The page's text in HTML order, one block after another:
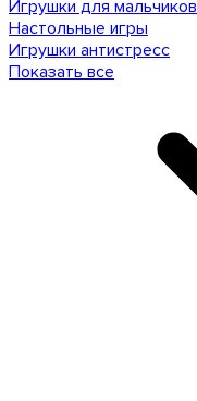
Игрушки для мальчиков
Настольные игры
Игрушки антистресс
Показать все